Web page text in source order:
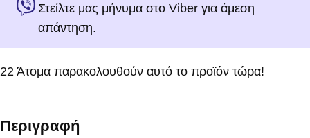
Στείλτε μας μήνυμα στο Viber για άμεση
απάντηση.
22 Άτομα παρακολουθούν αυτό το προϊόν τώρα!
Περιγραφή